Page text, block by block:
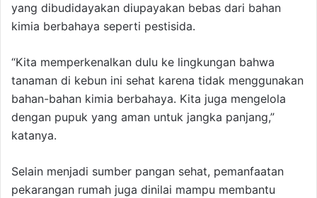
yang dibudidayakan diupayakan bebas dari bahan
kimia berbahaya seperti pestisida.
“Kita memperkenalkan dulu ke lingkungan bahwa
tanaman di kebun ini sehat karena tidak menggunakan
bahan-bahan kimia berbahaya. Kita juga mengelola
dengan pupuk yang aman untuk jangka panjang,”
katanya.
Selain menjadi sumber pangan sehat, pemanfaatan
pekarangan rumah juga dinilai mampu membantu